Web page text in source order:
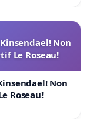
Non
Le Roseau!
Non
Roseau!